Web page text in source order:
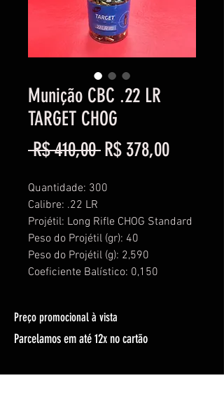
Munição CBC .22 LR
TARGET CHOG
R$ 410,00 Preço
R$ 378,00Preço
Quantidade: 300
Calibre: .22 LR
Projétil: Long Rifle CHOG Standard
Peso do Projétil (gr): 40
Peso do Projétil (g): 2,590
Coeficiente Balístico: 0,150
Preço promocional à vista
Parcelamos em até 12x no cartão